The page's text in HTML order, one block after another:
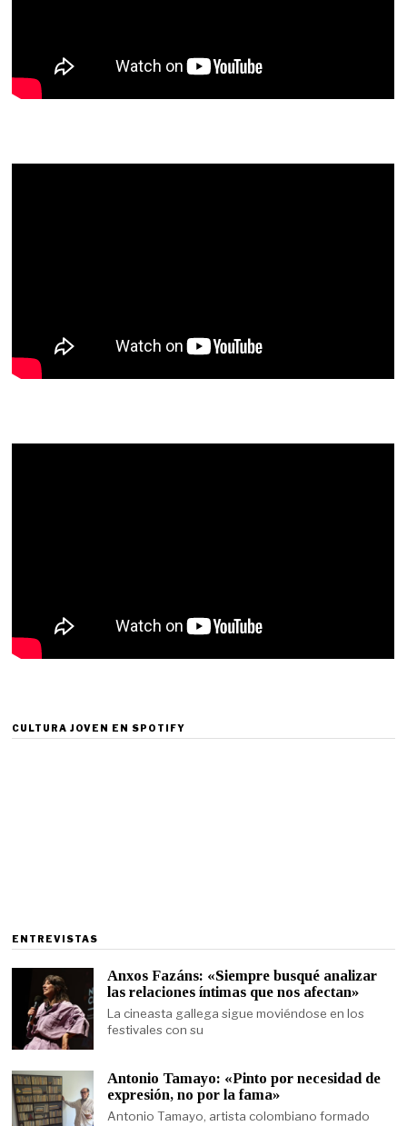
CULTURA JOVEN EN SPOTIFY
ENTREVISTAS
Anxos Fazáns: «Siempre busqué analizar
las relaciones íntimas que nos afectan»
La cineasta gallega sigue moviéndose en los
festivales con su
Antonio Tamayo: «Pinto por necesidad de
expresión, no por la fama»
Antonio Tamayo, artista colombiano formado